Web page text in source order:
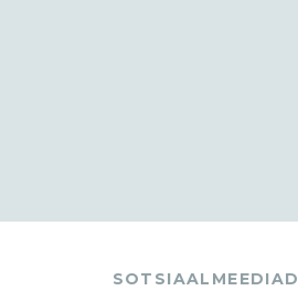
SOTSIAALMEEDIAD